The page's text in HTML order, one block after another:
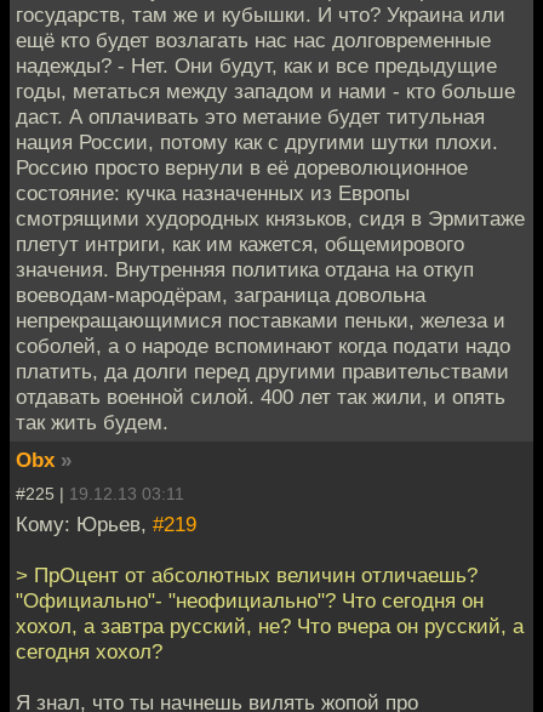
государств, там же и кубышки. И что? Украина или
ещё кто будет возлагать нас нас долговременные
надежды? - Нет. Они будут, как и все предыдущие
годы, метаться между западом и нами - кто больше
даст. А оплачивать это метание будет титульная
нация России, потому как с другими шутки плохи.
Россию просто вернули в её дореволюционное
состояние: кучка назначенных из Европы
смотрящими худородных князьков, сидя в Эрмитаже
плетут интриги, как им кажется, общемирового
значения. Внутренняя политика отдана на откуп
воеводам-мародёрам, заграница довольна
непрекращающимися поставками пеньки, железа и
соболей, а о народе вспоминают когда подати надо
платить, да долги перед другими правительствами
отдавать военной силой. 400 лет так жили, и опять
так жить будем.
Obx »
#225 | 19.12.13 03:11
Кому: Юрьев, #219
> ПрОцент от абсолютных величин отличаешь?
"Официально"- "неофициально"? Что сегодня он
хохол, а завтра русский, не? Что вчера он русский, а
сегодня хохол?
Я знал, что ты начнешь вилять жопой про